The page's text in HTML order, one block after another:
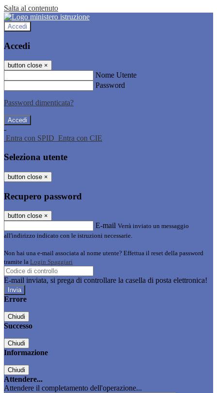
Salta al contenuto
Accedi
Accedi
button close ×
Nome Utente
Password
Password dimenticata?
-
Entra con SPID Entra con CIE
Seleziona utente
button close ×
Recupero password
button close ×
E-mail Verrà inviato un messaggio
all'indirizzo indicato con le istruzioni necessarie.
Non hai una e-mail associata al nome utente? Effettua il reset della password
tramite la Login Spaggiari
E-mail inviata, si prega di controllare la casella di posta elettronica!
Errore
Chiudi
Successo
Chiudi
Informazione
Chiudi
Attendere...
Attendere il completamento dell'operazione...